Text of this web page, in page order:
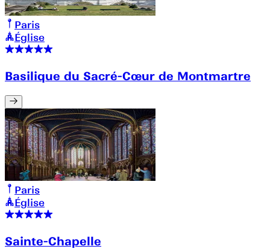
Paris
Église
Basilique du Sacré-Cœur de Montmartre
Paris
Église
Sainte-Chapelle